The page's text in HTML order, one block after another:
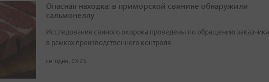
Опасная находка: в приморской свинине обнаружили
сальмонеллу
Исследования свиного окорока проведены по обращению заказчика
в рамках производственного контроля
сегодня, 03:25